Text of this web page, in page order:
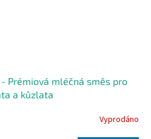
- Prémiová mléčná směs pro
a kůzlata
Vyprodáno